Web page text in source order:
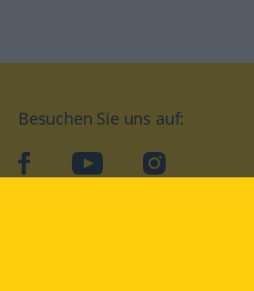
Besuchen Sie uns auf:
facebookYouTube Instagram